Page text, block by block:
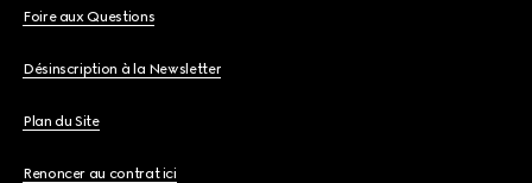
Foire aux Questions
Désinscription à la Newsletter
Plan du Site
Renoncer au contrat ici